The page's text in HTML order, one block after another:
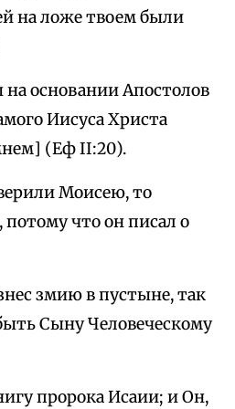
на ложе твоем были
основании Апостолов
Иисуса Христа
(Еф II:20).
Моисею, то
что он писал о
змию в пустыне, так
Сыну Человеческому
пророка Исаии; и Он,